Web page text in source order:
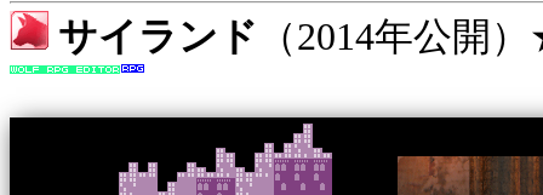
サイランド （2014年公